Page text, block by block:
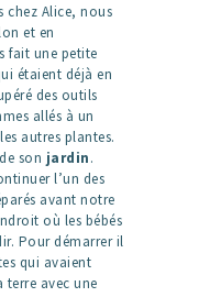
chez Alice, nous
et en
fait une petite
étaient déjà en
des outils
allés à un
autres plantes.
son jardin.
l’un des
avant notre
où les bébés
Pour démarrer il
qui avaient
terre avec une